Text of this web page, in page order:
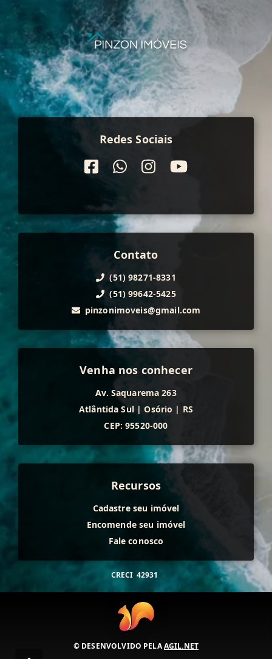
Redes Sociais
Contato
(51) 98271-8331
(51) 99642-5425
pinzonimoveis@gmail.com
Venha nos conhecer
Av. Saquarema 263
Atlântida Sul | Osório | RS
CEP: 95520-000
Recursos
Cadastre seu imóvel
Encomende seu imóvel
Fale conosco
CRECI 42931
© DESENVOLVIDO PELAAGIL.NET